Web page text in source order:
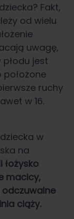
Fakt,
od wielu
uwagę,
jest
położone
ruchy
w 16.
w
na
łożysko
macicy,
ciąży.